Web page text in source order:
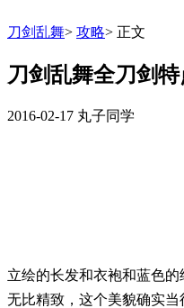
刀剑乱舞> 攻略> 正文
刀剑乱舞全刀剑
2016-02-17 丸子同学
立绘的长发和衣袍和蓝色
无比精致，这个美貌确实